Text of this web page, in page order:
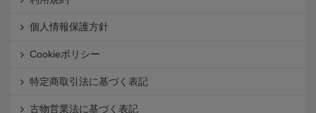
個人情報保護方針
Cookieポリシー
特定商取引法に基づく表記
古物営業法に基づく表記